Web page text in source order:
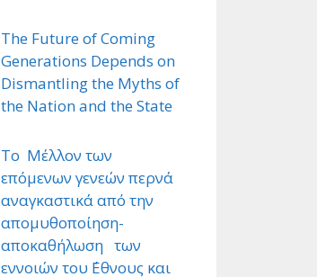
The Future of Coming
Generations Depends on
Dismantling the Myths of
the Nation and the State
Το Μέλλον των
επόμενων γενεών περνά
αναγκαστικά από την
απομυθοποίηση-
αποκαθήλωση των
εννοιών του ΄Εθνους και